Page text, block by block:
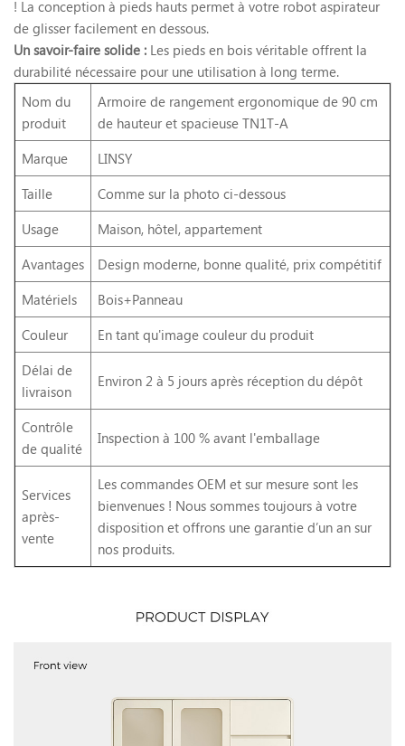
! La conception à pieds hauts permet à votre robot aspirateur
de glisser facilement en dessous.
Un savoir-faire solide : Les pieds en bois véritable offrent la
durabilité nécessaire pour une utilisation à long terme.
Nom du
produit
Armoire de rangement ergonomique de 90 cm
de hauteur et spacieuse TN1T-A
Marque
LINSY
Taille
Comme sur la photo ci-dessous
Usage
Maison, hôtel, appartement
Avantages
Design moderne, bonne qualité, prix compétitif
Matériels
Bois+Panneau
Couleur
En tant qu'image couleur du produit
Délai de
livraison
Environ 2 à 5 jours après réception du dépôt
Contrôle
de qualité
Inspection à 100 % avant l'emballage
Services
après-
vente
Les commandes OEM et sur mesure sont les
bienvenues ! Nous sommes toujours à votre
disposition et offrons une garantie d’un an sur
nos produits.